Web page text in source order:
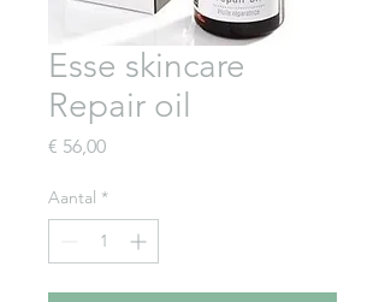
Esse skincare
Repair oil
€ 56,00Prijs
Aantal *